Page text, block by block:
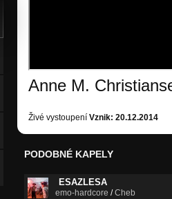
Anne M.
Živé vystoupení Vznik: 20.12.2014
PODOBNÉ KAPELY
ESAZLESA
emo-hardcore /Cheb